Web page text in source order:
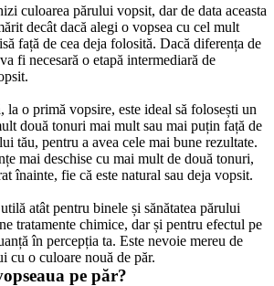
culoarea părului vopsit, dar de data aceasta
decât dacă alegi o vopsea cu cel mult
față de cea deja folosită. Dacă diferența de
fi necesară o etapă intermediară de
o primă vopsire, este ideal să folosești un
două tonuri mai mult sau mai puțin față de
tău, pentru a avea cele mai bune rezultate.
mai deschise cu mai mult de două tonuri,
înainte, fie că este natural sau deja vopsit.
atât pentru binele și sănătatea părului
tratamente chimice, dar și pentru efectul pe
în percepția ta. Este nevoie mereu de
cu o culoare nouă de păr.
pe păr?